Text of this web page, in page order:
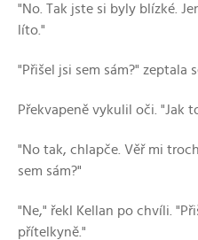
"No. Tak jste si byly blízké.
líto."
"Přišel jsi sem sám?" zeptala
Překvapeně vykulil oči. "Jak
"No tak, chlapče. Věř mi
sem sám?"
"Ne," řekl Kellan po chvíli.
přítelkyně."